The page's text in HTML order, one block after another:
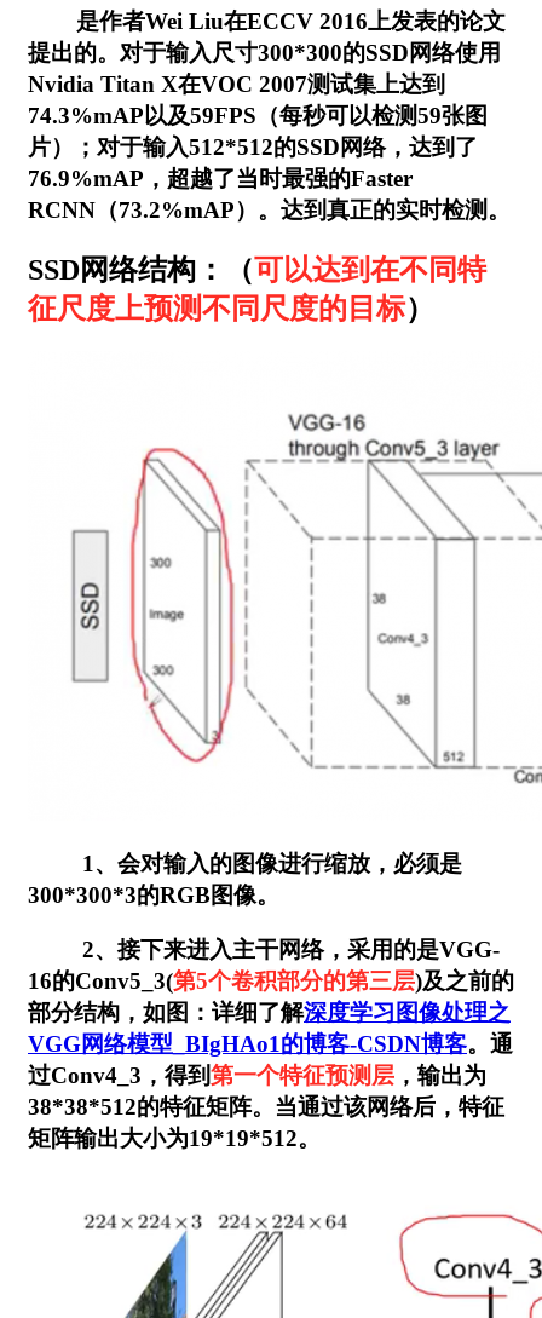
是作者Wei Liu在ECCV 2016上发表的论文
提出的。对于输入尺寸300*300的SSD网络使用
Nvidia Titan X在VOC 2007测试集上达到
74.3%mAP以及59FPS（每秒可以检测59张图
片）；对于输入512*512的SSD网络，达到了
76.9%mAP，超越了当时最强的Faster
RCNN（73.2%mAP）。达到真正的实时检测。
SSD网络结构：（可以达到在不同特
征尺度上预测不同尺度的目标）
1、会对输入的图像进行缩放，必须是
300*300*3的RGB图像。
2、接下来进入主干网络，采用的是VGG-
16的Conv5_3(第5个卷积部分的第三层)及之前的
部分结构，如图：详细了解深度学习图像处理之
VGG网络模型_BIgHAo1的博客-CSDN博客。通
过Conv4_3，得到第一个特征预测层 ，输出为
38*38*512的特征矩阵。当通过该网络后，特征
矩阵输出大小为19*19*512。